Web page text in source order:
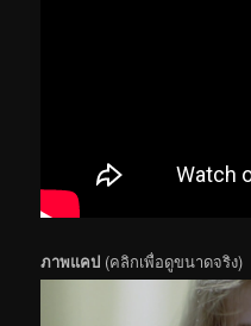
ภาพแคป (คลิกเพื่อดูขนาดจริง)